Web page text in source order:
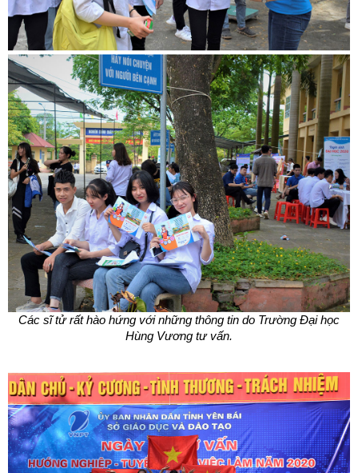
Các sĩ tử rất hào hứng với những thông tin do Trường Đại học
Hùng Vương tư vấn.